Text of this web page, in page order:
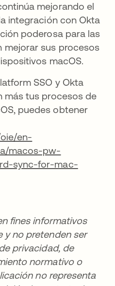
mejorando el
integración con Okta
poderosa para las
mejorar sus procesos
macOS.
SSO y Okta
más tus procesos de
puedes obtener
en-
macos-pw-
sync-for-mac-
fines informativos
y no pretenden ser
privacidad, de
normativo o
no representa